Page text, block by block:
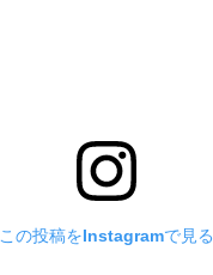
この投稿をInstagramで見る